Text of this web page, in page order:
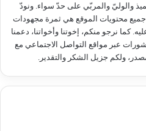
والوليّ والمربّي على حدّ سواء. ونودّ
جميع محتويات الموقع هي ثمرة مجهودات
كما نرجو منكم، إخوتنا وأخواتنا، دعمنا
عبر مواقع التواصل الاجتماعي مع
ولكم جزيل الشكر والتقدير.